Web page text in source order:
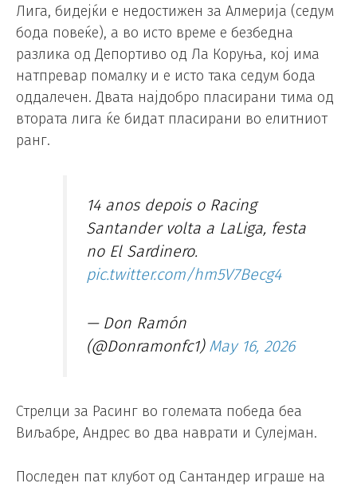
Лига, бидејќи е недостижен за Алмерија (седум
бода повеќе), а во исто време е безбедна
разлика од Депортиво од Ла Коруња, кој има
натпревар помалку и е исто така седум бода
оддалечен. Двата најдобро пласирани тима од
втората лига ќе бидат пласирани во елитниот
ранг.
14 anos depois o Racing
Santander volta a LaLiga, festa
no El Sardinero.
pic.twitter.com/hm5V7Becg4
— Don Ramón
(@Donramonfc1) May 16, 2026
Стрелци за Расинг во големата победа беа
Виљабре, Андрес во два наврати и Сулејман.
Последен пат клубот од Сантандер играше на